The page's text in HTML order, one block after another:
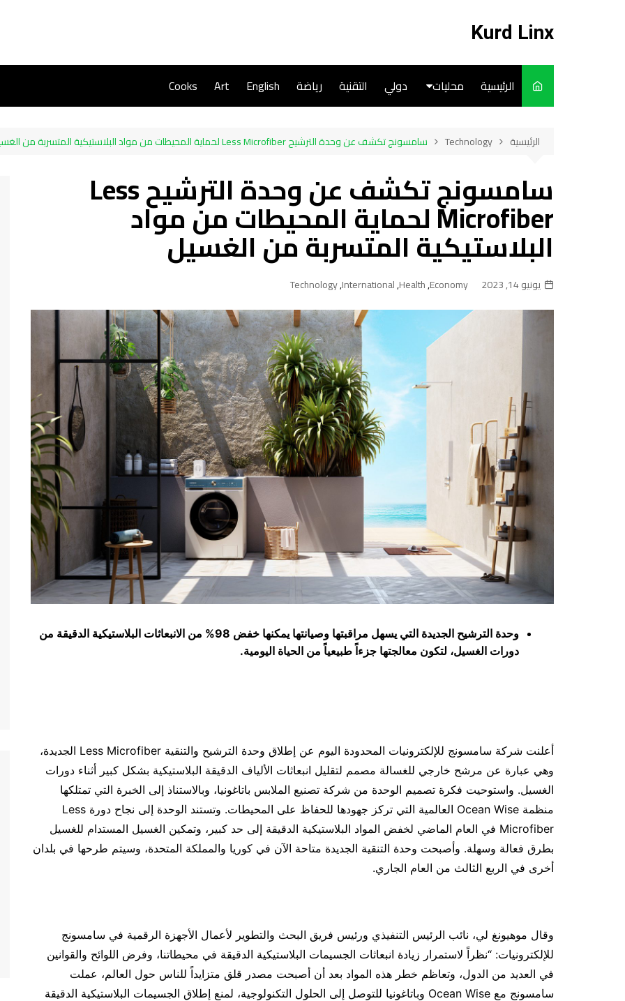
Kurd Linx
الرئيسية محليات
Cooks
دولي التقنية رياضة English
Art
Cooks
الرئيسية Technology سامسونج تكشف عن وحدة الترشيح Less Microfiber لحماية المحيطات من مواد البلاستيكية المتسربة من الغسيل
سامسونج تكشف عن وحدة الترشيح Less
Microfiber لحماية المحيطات من مواد
البلاستيكية المتسربة من الغسيل
يونيو 14, 2023 Economy
,
Health
,
International
,
Technology
وحدة الترشيح الجديدة التي يسهل مراقبتها وصيانتها يمكنها خفض 98% من الانبعاثات البلاستيكية الدقيقة من
دورات الغسيل، لتكون معالجتها جزءاً طبيعياً من الحياة اليومية.
أعلنت شركة سامسونج للإلكترونيات المحدودة اليوم عن إطلاق وحدة الترشيح والتنقية Less Microfiber الجديدة،
وهي عبارة عن مرشح خارجي للغسالة مصمم لتقليل انبعاثات الألياف الدقيقة البلاستيكية بشكل كبير أثناء دورات
الغسيل. واستوحيت فكرة تصميم الوحدة من شركة تصنيع الملابس باتاغونيا، وبالاستناذ إلى الخبرة التي تمتلكها
منظمة Ocean Wise العالمية التي تركز جهودها للحفاظ على المحيطات. وتستند الوحدة إلى نجاح دورة Less
Microfiber في العام الماضي لخفض المواد البلاستيكية الدقيقة إلى حد كبير، وتمكين الغسيل المستدام للغسيل
بطرق فعالة وسهلة. وأصبحت وحدة التنقية الجديدة متاحة الآن في كوريا والمملكة المتحدة، وسيتم طرحها في بلدان
أخرى في الربع الثالث من العام الجاري.
وقال موهيونغ لي، نائب الرئيس التنفيذي ورئيس فريق البحث والتطوير لأعمال الأجهزة الرقمية في سامسونج
للإلكترونيات: “نظراً لاستمرار زيادة انبعاثات الجسيمات البلاستيكية الدقيقة في محيطاتنا، وفرض اللوائح والقوانين
في العديد من الدول، وتعاظم خطر هذه المواد بعد أن أصبحت مصدر قلق متزايداً للناس حول العالم، عملت
سامسونج مع Ocean Wise وباتاغونيا للتوصل إلى الحلول التكنولوجية، لمنع إطلاق الجسيمات البلاستيكية الدقيقة